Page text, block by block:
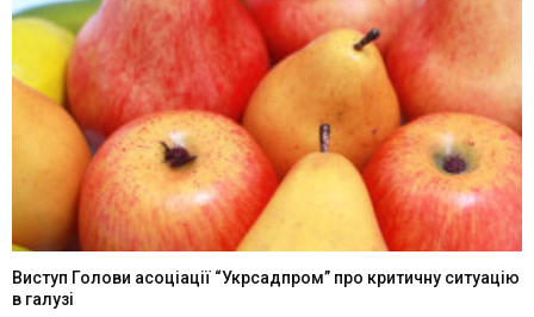
Виступ Голови асоціації “Укрсадпром” про критичну ситуацію
в галузі